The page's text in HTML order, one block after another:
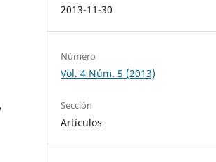
2013-11-30
Número
Vol. 4 Núm. 5 (2013)
Sección
Artículos